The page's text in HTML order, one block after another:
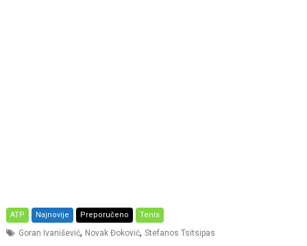
ATP Najnovije Preporučeno Tenis
Goran Ivanišević, Novak Đoković,Stefanos Tsitsipas